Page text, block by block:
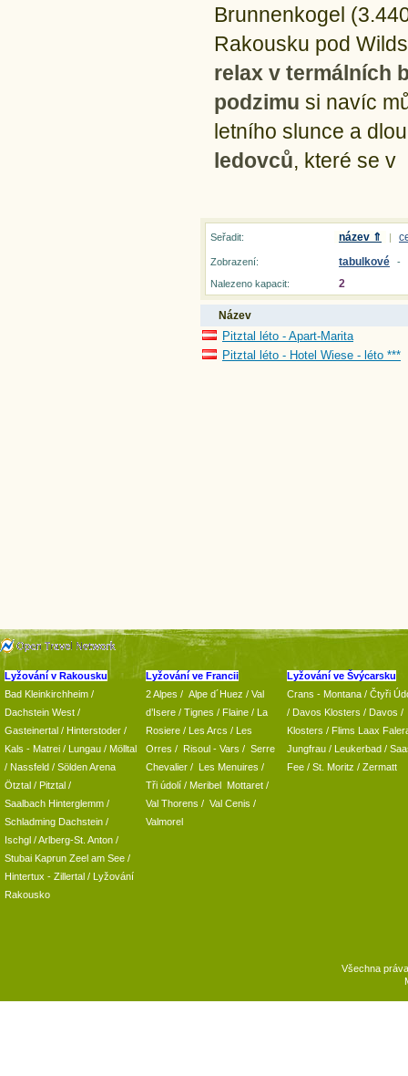
Brunnenkogel
Rakousku pod
relax v termálních
podzimu si navíc
letního slunce a
ledovců, které se
Seřadit: název ⇑ |
Zobrazení: tabulkové
-
Nalezeno kapacit:
2
Název
Pitztal léto - Apart-Marita
Pitztal léto - Hotel Wiese - léto ***
Lyžování v Rakousku
Bad Kleinkirchheim /
Dachstein West /
Gasteinertal / Hinterstoder /
Kals - Matrei / Lungau / Mölltal
/ Nassfeld / Sölden Arena
Ötztal / Pitztal /
Saalbach Hinterglemm /
Schladming Dachstein /
Ischgl /Arlberg-St. Anton /
Stubai Kaprun Zeel am See /
Hintertux - Zillertal / Lyžování
Rakousko
Lyžování ve Francii
2 Alpes / Alpe d´Huez / Val
d’Isere / Tignes / Flaine / La
Rosiere / Les Arcs / Les
Orres / Risoul - Vars / Serre
Chevalier / Les Menuires /
Tři údolí / Meribel Mottaret /
Val Thorens / Val Cenis /
Valmorel
Lyžování ve Švýcarsku
Crans - Montana / Čtyři
/ Davos Klosters / Davos /
Klosters / Flims Laax
Jungfrau / Leukerbad /
Fee / St. Moritz / Zermatt
Všechna